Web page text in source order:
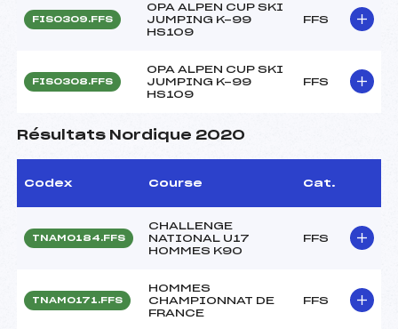
FIS0309.FFS
OPA ALPEN CUP SKI
JUMPING K-99
HS109
FFS
FIS0308.FFS
OPA ALPEN CUP SKI
JUMPING K-99
HS109
FFS
Résultats Nordique 2020
Codex Course Cat.
TNAM0184.FFS
CHALLENGE
NATIONAL U17
HOMMES K90
FFS
TNAM0171.FFS
HOMMES
CHAMPIONNAT DE
FRANCE
FFS